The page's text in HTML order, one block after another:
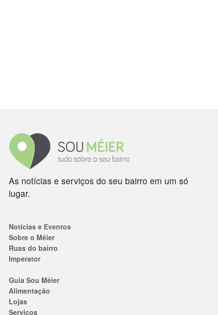
As notícias e serviços do seu bairro em um só
lugar.
Notícias e Eventos
Sobre o Méier
Ruas do bairro
Imperator
Guia Sou Méier
Alimentação
Lojas
Serviços